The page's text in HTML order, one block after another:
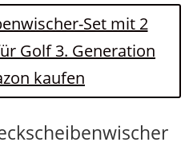
Set mit 2
Golf 3. Generation
kaufen